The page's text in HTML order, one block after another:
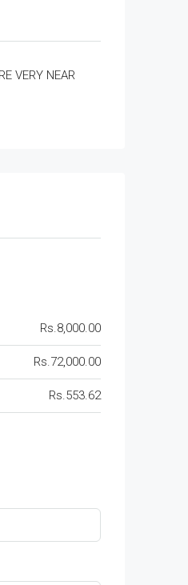
VERY NEAR
Rs.8,000.00
Rs.72,000.00
Rs.553.62